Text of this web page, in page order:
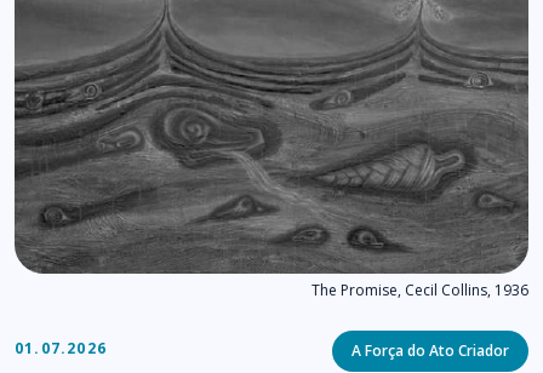
The Promise, Cecil Collins, 1936
01.07.2026 Categories
A Força do Ato Criador